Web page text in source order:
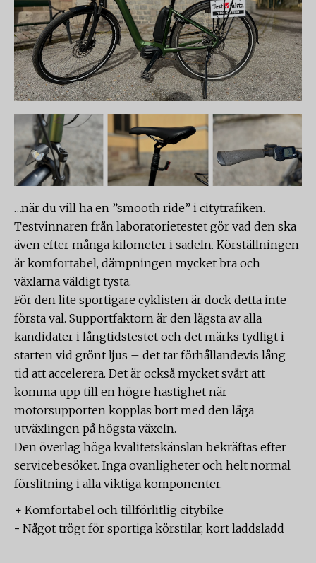
…när du vill ha en ”smooth ride” i citytrafiken.
Testvinnaren från laboratorietestet gör vad den ska
även efter många kilometer i sadeln. Körställningen
är komfortabel, dämpningen mycket bra och
växlarna väldigt tysta.
För den lite sportigare cyklisten är dock detta inte
första val. Supportfaktorn är den lägsta av alla
kandidater i långtidstestet och det märks tydligt i
starten vid grönt ljus – det tar förhållandevis lång
tid att accelerera. Det är också mycket svårt att
komma upp till en högre hastighet när
motorsupporten kopplas bort med den låga
utväxlingen på högsta växeln.
Den överlag höga kvalitetskänslan bekräftas efter
servicebesöket. Inga ovanligheter och helt normal
förslitning i alla viktiga komponenter.
+ Komfortabel och tillförlitlig citybike
- Något trögt för sportiga körstilar, kort laddsladd